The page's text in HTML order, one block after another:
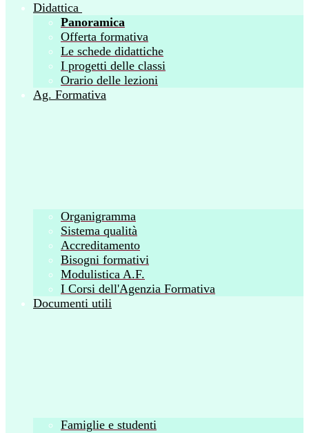
Didattica
Panoramica
Offerta formativa
Le schede didattiche
I progetti delle classi
Orario delle lezioni
Ag. Formativa
Organigramma
Sistema qualità
Accreditamento
Bisogni formativi
Modulistica A.F.
I Corsi dell'Agenzia Formativa
Documenti utili
Famiglie e studenti